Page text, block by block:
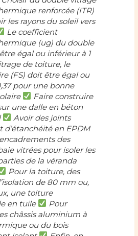
renforcée (ITR)
les rayons du soleil vers
Le coefficient
(ug) du double
égal ou inférieur à 1
de toiture, le
(FS) doit être égal ou
pour une bonne
Faire construire
une dalle en béton
Avoir des joints
d’étanchéité en EPDM
des
vitrées pour isoler les
de la véranda
Pour la toiture, des
de 80 mm ou,
une toiture
en tuile
Pour
châssis aluminium à
ou du bois